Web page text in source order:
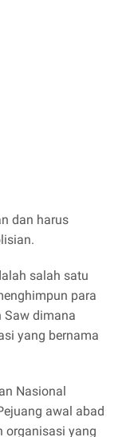
dan harus
salah satu
para
Saw dimana
yang bernama
Nasional
awal abad
organisasi yang